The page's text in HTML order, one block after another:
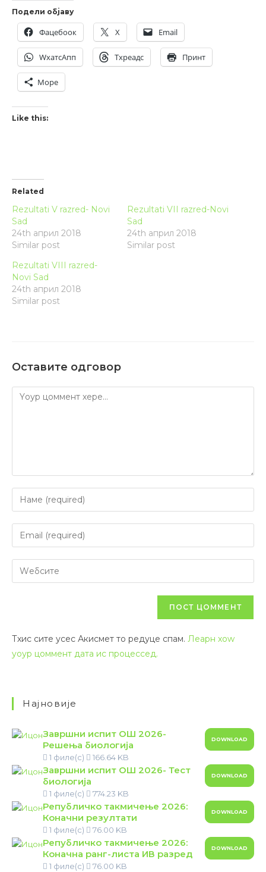
Подели објаву
Фацебоок X Email
WхатсАпп Тхреадс Принт
Море
Like this:
Related
Rezultati V razred- Novi
Sad
24th април 2018
Similar post
Rezultati VII razred-Novi
Sad
24th април 2018
Similar post
Rezultati VIII razred-
Novi Sad
24th април 2018
Similar post
Оставите одговор
Тхис сите усес Акисмет то редуце спам. Леарн хоw
yоур цоммент дата ис процессед.
Најновије
Завршни испит ОШ 2026-
Решења биологија
1 филе(с) 166.64 KB
DOWNLOAD
Завршни испит ОШ 2026- Тест
биологија
1 филе(с) 774.23 KB
DOWNLOAD
Републичко такмичење 2026:
Коначни резултати
1 филе(с) 76.00 KB
DOWNLOAD
Републичко такмичење 2026:
Коначна ранг-листа ИВ разред
1 филе(с) 76.00 KB
DOWNLOAD